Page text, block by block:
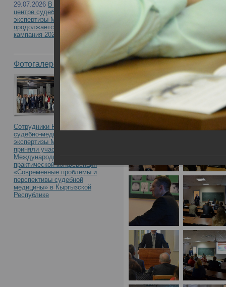
29.07.2026 В Российском
центре судебно-медицинской
экспертизы Минздрава России
продолжается приемная
кампания 2026
Фотогалерея
Сотрудники Российского центра
судебно-медицинской
экспертизы Минздрава России
приняли участие в
Международной научно-
практической конференции
«Современные проблемы и
перспективы судебной
медицины» в Кыргызской
Республике